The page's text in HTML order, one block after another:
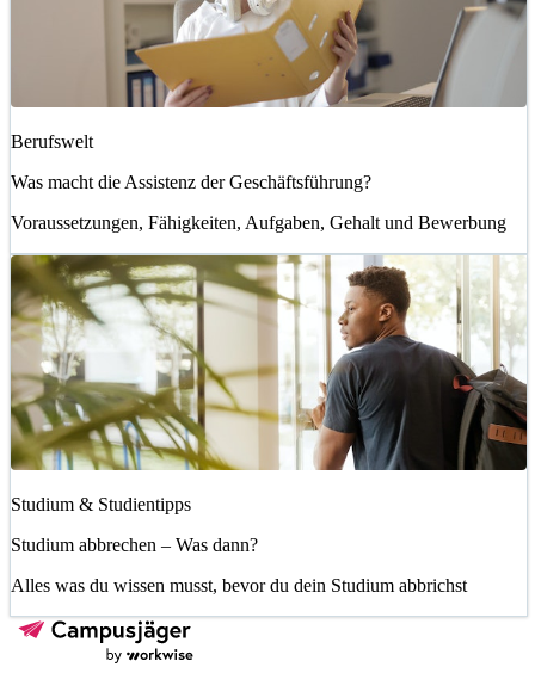
Berufswelt
Was macht die Assistenz der Geschäftsführung?
Voraussetzungen, Fähigkeiten, Aufgaben, Gehalt und Bewerbung
Studium & Studientipps
Studium abbrechen – Was dann?
Alles was du wissen musst, bevor du dein Studium abbrichst